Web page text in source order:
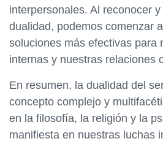
interpersonales. Al reconocer
dualidad, podemos comenzar
soluciones más efectivas para
internas y nuestras relaciones
En resumen, la dualidad del
concepto complejo y
en la filosofía, la religión y la
manifiesta en nuestras luchas